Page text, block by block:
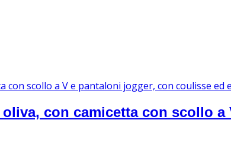
con camicetta con scollo